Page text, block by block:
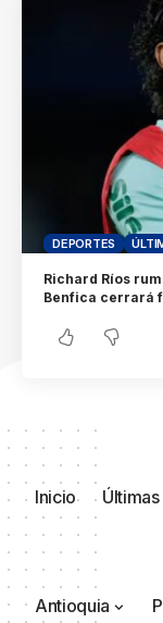
DEPORTES
Richard Ríos
Benfica cerrará
Inicio
Antioquia